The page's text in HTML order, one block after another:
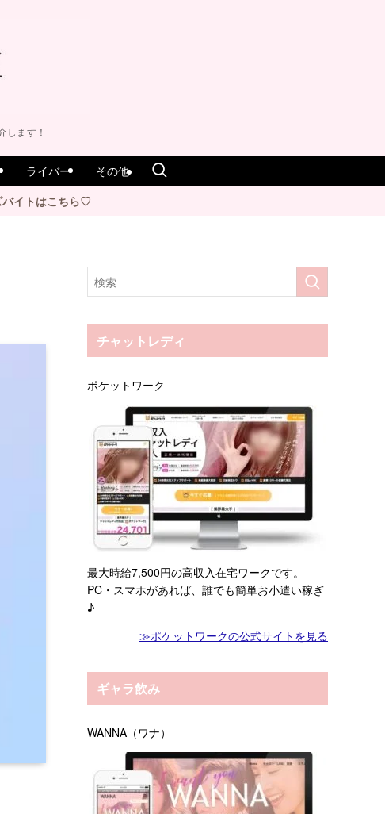
します！
ライバー
その他
チャットレディ
ポケットワーク
最大時給7,500円の高収入在宅ワークです。
PC・スマホがあれば、誰でも簡単お小遣い稼ぎ
♪
≫ポケットワークの公式サイトを見る
ギャラ飲み
WANNA（ワナ）